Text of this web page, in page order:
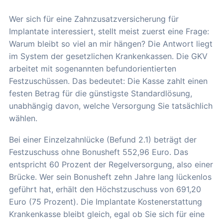
Wer sich für eine Zahnzusatzversicherung für
Implantate interessiert, stellt meist zuerst eine Frage:
Warum bleibt so viel an mir hängen? Die Antwort liegt
im System der gesetzlichen Krankenkassen. Die GKV
arbeitet mit sogenannten befundorientierten
Festzuschüssen. Das bedeutet: Die Kasse zahlt einen
festen Betrag für die günstigste Standardlösung,
unabhängig davon, welche Versorgung Sie tatsächlich
wählen.
Bei einer Einzelzahnlücke (Befund 2.1) beträgt der
Festzuschuss ohne Bonusheft 552,96 Euro. Das
entspricht 60 Prozent der Regelversorgung, also einer
Brücke. Wer sein Bonusheft zehn Jahre lang lückenlos
geführt hat, erhält den Höchstzuschuss von 691,20
Euro (75 Prozent). Die Implantate Kostenerstattung
Krankenkasse bleibt gleich, egal ob Sie sich für eine